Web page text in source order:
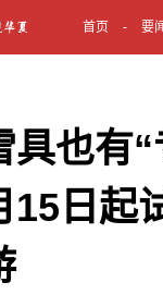
首页 要
具也有
15日起